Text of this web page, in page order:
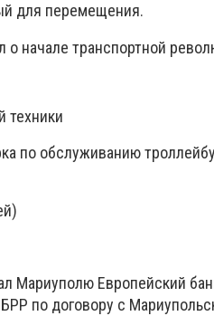
для перемещения.
о начале транспортной
техники
по обслуживанию
Мариуполю Европейский
по договору с